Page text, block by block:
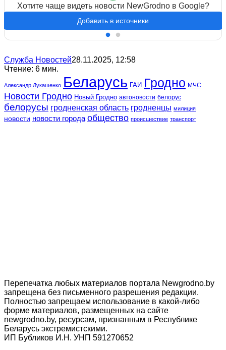
Хотите чаще видеть новости NewGrodno в Google?
Добавить в источники
Служба Новостей28.11.2025, 12:58
Чтение: 6 мин.
Александр Лукашенко Беларусь ГАИ Гродно МЧС
Новости Гродно Новый Гродно автоновости белорус
белорусы гродненская область гродненцы милиция
новости новости города общество происшествие транспорт
Перепечатка любых материалов портала Newgrodno.by
запрещена без письменного разрешения редакции.
Полностью запрещаем использование в какой-либо
форме материалов, размещенных на сайте
newgrodno.by, ресурсам, признанным в Республике
Беларусь экстремистскими.
ИП Бубликов И.Н. УНП 591270652